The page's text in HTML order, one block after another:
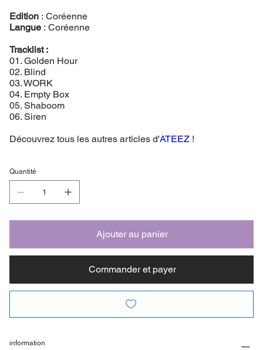
Edition: Coréenne
Langue: Coréenne
Tracklist :
01. Golden Hour
02. Blind
03. WORK
04. Empty Box
05. Shaboom
06. Siren
Découvrez tous les autres articles d'ATEEZ !
Quantité
Ajouter au panier
Commander et payer
information